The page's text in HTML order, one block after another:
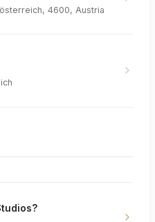
4600, Austria